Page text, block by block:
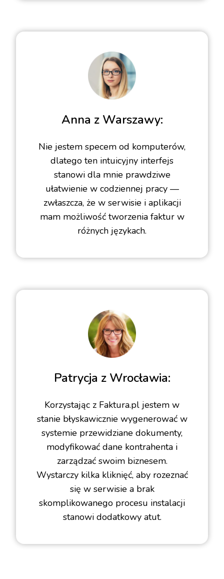
Anna z Warszawy:
Nie jestem specem od komputerów,
dlatego ten intuicyjny interfejs
stanowi dla mnie prawdziwe
ułatwienie w codziennej pracy —
zwłaszcza, że w serwisie i aplikacji
mam możliwość tworzenia faktur w
różnych językach.
Patrycja z Wrocławia:
Korzystając z Faktura.pl jestem w
stanie błyskawicznie wygenerować w
systemie przewidziane dokumenty,
modyfikować dane kontrahenta i
zarządzać swoim biznesem.
Wystarczy kilka kliknięć, aby rozeznać
się w serwisie a brak
skomplikowanego procesu instalacji
stanowi dodatkowy atut.